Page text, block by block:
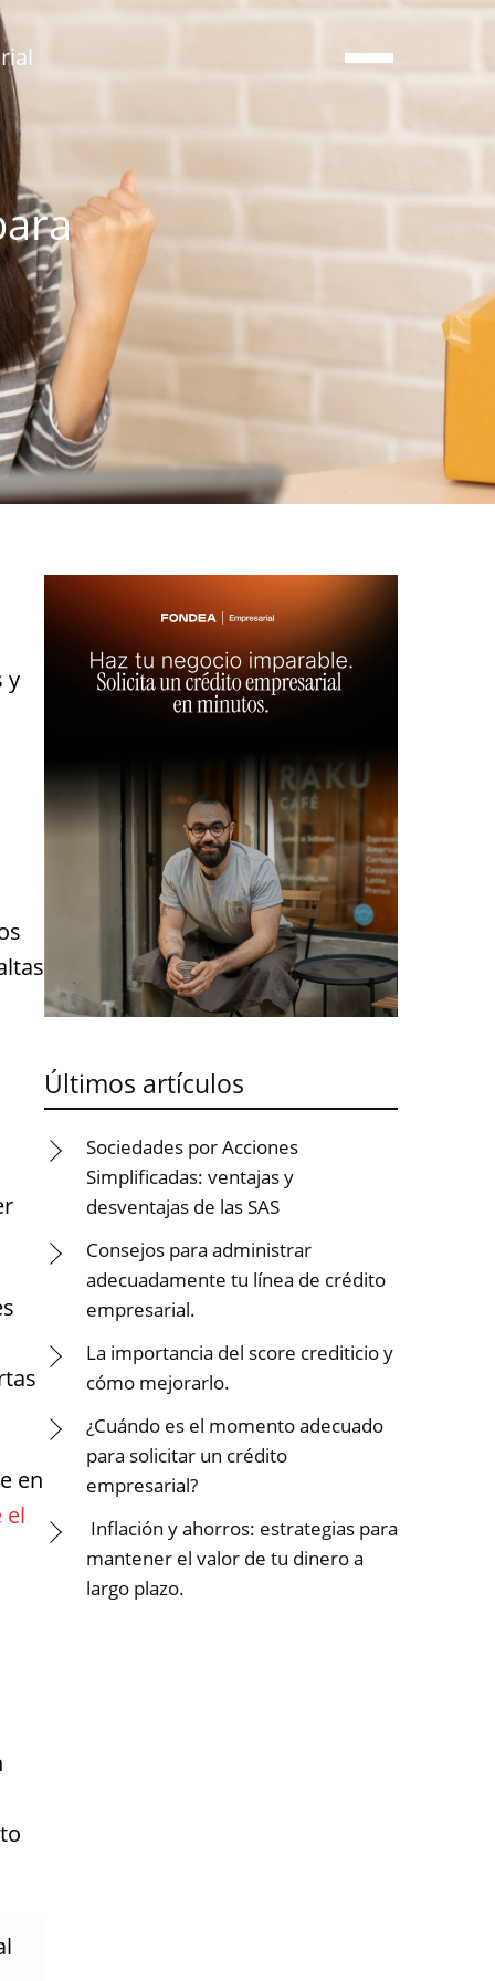
y
en
el
Últimos artículos
Sociedades por Acciones
Simplificadas: ventajas y
desventajas de las SAS
Consejos para administrar
adecuadamente tu línea de crédito
empresarial.
La importancia del score crediticio y
cómo mejorarlo.
¿Cuándo es el momento adecuado
para solicitar un crédito
empresarial?
Inflación y ahorros: estrategias para
mantener el valor de tu dinero a
largo plazo.